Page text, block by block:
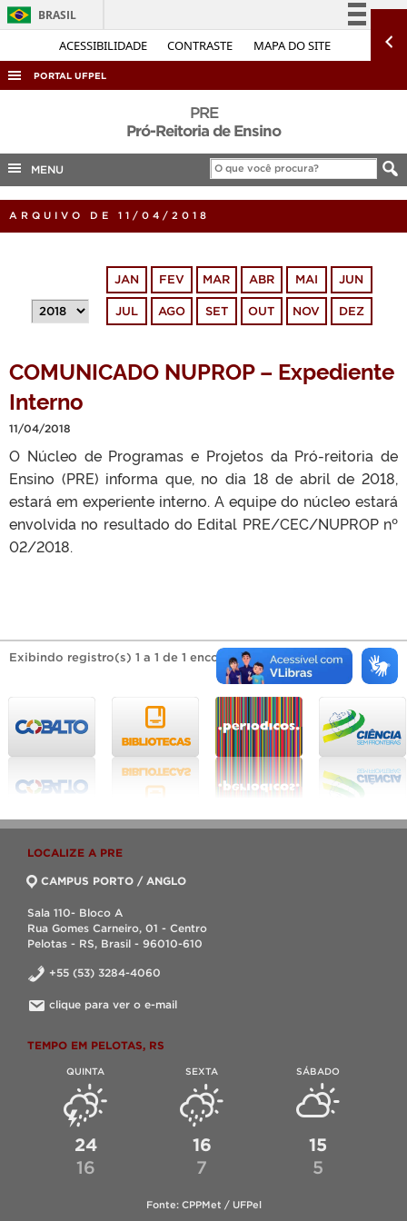
ACESSIBILIDADE CONTRASTE MAPA DO SITE
BRASIL
Simplifique!
Acesso à informação
Legislação
Canais
PORTAL UFPEL
COBALTO
CONCURSOS
PORTARIAS
PRE
Pró-Reitoria de Ensino
MENU
ARQUIVO DE 11/04/2018
JAN FEV MAR ABR MAI JUN
JUL AGO SET OUT NOV DEZ
COMUNICADO NUPROP – Expediente
Interno
11/04/2018
O Núcleo de Programas e Projetos da Pró-reitoria de
Ensino (PRE) informa que, no dia 18 de abril de 2018,
estará em experiente interno. A equipe do núcleo estará
envolvida no resultado do Edital PRE/CEC/NUPROP nº
02/2018.
Exibindo registro(s) 1 a 1 de 1 encontrado(s).
LOCALIZE A PRE
CAMPUS PORTO / ANGLO
Sala 110- Bloco A
Rua Gomes Carneiro, 01 - Centro
Pelotas - RS, Brasil - 96010-610
+55 (53) 3284-4060
clique para ver o e-mail
TEMPO EM PELOTAS, RS
QUINTA
24
16
SEXTA
16
7
SÁBADO
15
5
Fonte: CPPMet / UFPel